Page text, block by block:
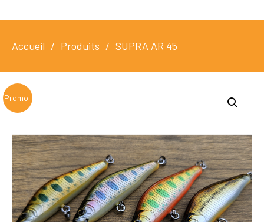
Accueil Produits SUPRA AR 45
Promo !